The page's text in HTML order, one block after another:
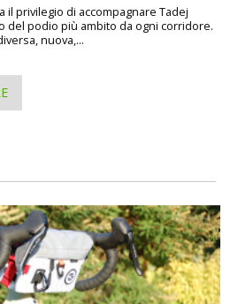
il privilegio di accompagnare Tadej
del podio più ambito da ogni corridore.
nuova,...